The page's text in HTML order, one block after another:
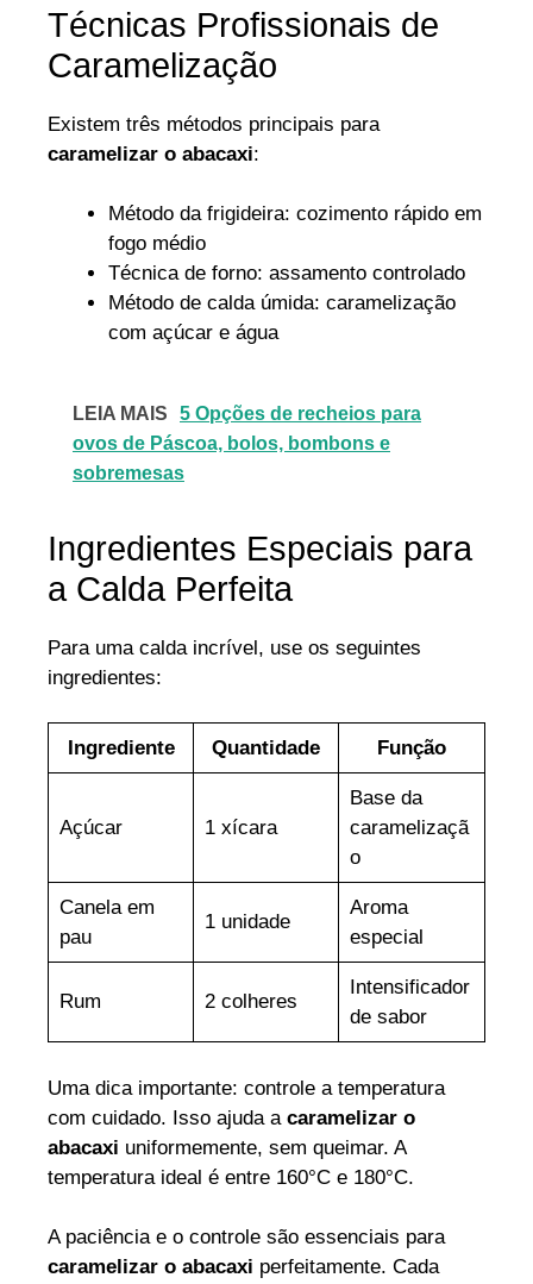
Técnicas Profissionais de
Caramelização
Existem três métodos principais para
caramelizar o abacaxi:
Método da frigideira: cozimento rápido em
fogo médio
Técnica de forno: assamento controlado
Método de calda úmida: caramelização
com açúcar e água
LEIA MAIS
5 Opções de recheios para
ovos de Páscoa, bolos, bombons e
sobremesas
Ingredientes Especiais para
a Calda Perfeita
Para uma calda incrível, use os seguintes
ingredientes:
Ingrediente Quantidade Função
Açúcar 1 xícara
Base da
caramelizaçã
o
Canela em
pau
1 unidade
Aroma
especial
Rum 2 colheres
Intensificador
de sabor
Uma dica importante: controle a temperatura
com cuidado. Isso ajuda a caramelizar o
abacaxi uniformemente, sem queimar. A
temperatura ideal é entre 160°C e 180°C.
A paciência e o controle são essenciais para
caramelizar o abacaxi perfeitamente. Cada